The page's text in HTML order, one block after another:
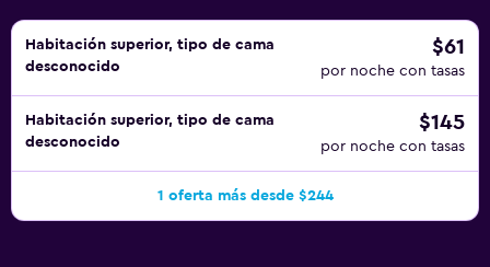
Habitación superior, tipo de cama
desconocido
$61
por noche con tasas
Habitación superior, tipo de cama
desconocido
$145
por noche con tasas
1 oferta más desde $244